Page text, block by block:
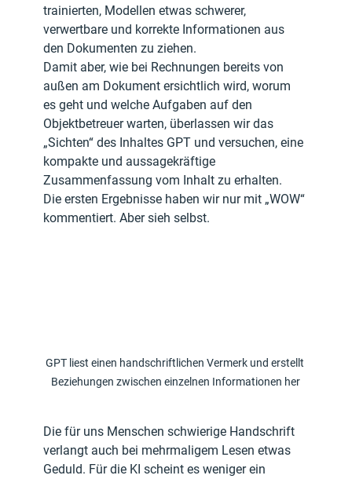
trainierten, Modellen etwas schwerer,
verwertbare und korrekte Informationen aus
den Dokumenten zu ziehen.
Damit aber, wie bei Rechnungen bereits von
außen am Dokument ersichtlich wird, worum
es geht und welche Aufgaben auf den
Objektbetreuer warten, überlassen wir das
„Sichten“ des Inhaltes GPT und versuchen, eine
kompakte und aussagekräftige
Zusammenfassung vom Inhalt zu erhalten.
Die ersten Ergebnisse haben wir nur mit „WOW“
kommentiert. Aber sieh selbst.
GPT liest einen handschriftlichen Vermerk und erstellt
Beziehungen zwischen einzelnen Informationen her
Die für uns Menschen schwierige Handschrift
verlangt auch bei mehrmaligem Lesen etwas
Geduld. Für die KI scheint es weniger ein